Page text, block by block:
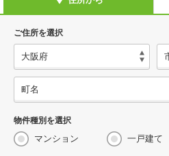
ご住所を選択
物件種別を選択
マンション 一戸建て